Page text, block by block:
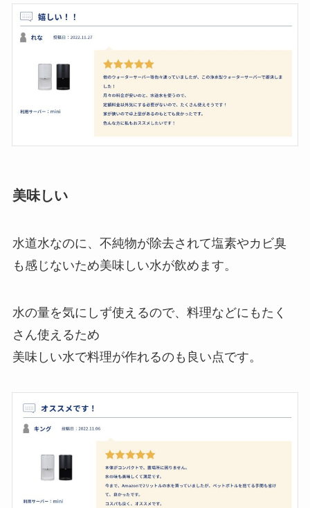
美味しい
水道水なのに、不純物が除去されて塩素やカビ臭
も感じないため美味しい水が飲めます。
水の量を気にしず使えるので、料理などにもたく
さん使えるため
美味しい水で料理が作れるのも良い点です。